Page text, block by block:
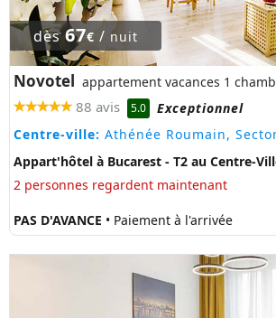
dès67€ / nuit
Novotel appartement vacances 1
88 avis 5.0
Exceptionnel
Centre-ville: Athénée Roumain,
Appart'hôtel à Bucarest - T2 au Centre-
2 personnes regardent maintenant
PAS D'AVANCE • Paiement à l'arrivée